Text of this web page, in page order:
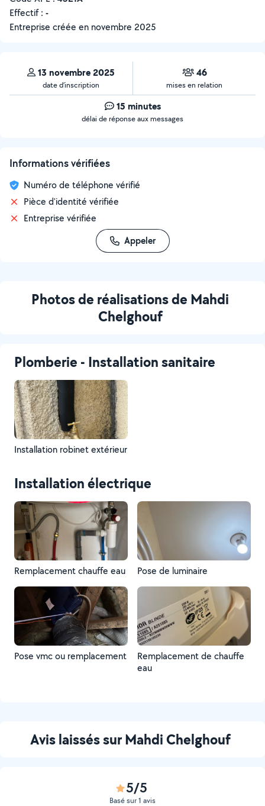
Effectif : -
Entreprise créée en novembre 2025
13 novembre 2025
date d’inscription
46
mises en relation
15 minutes
délai de réponse aux messages
Informations vérifiées
Numéro de téléphone vérifié
Pièce d'identité vérifiée
Entreprise vérifiée
Appeler
Photos de réalisations de Mahdi
Chelghouf
Plomberie - Installation sanitaire
Installation robinet extérieur
Installation électrique
Remplacement chauffe eau Pose de luminaire
Pose vmc ou remplacement
Remplacement de chauffe
eau
Avis laissés sur Mahdi Chelghouf
5/5
Basé sur 1 avis